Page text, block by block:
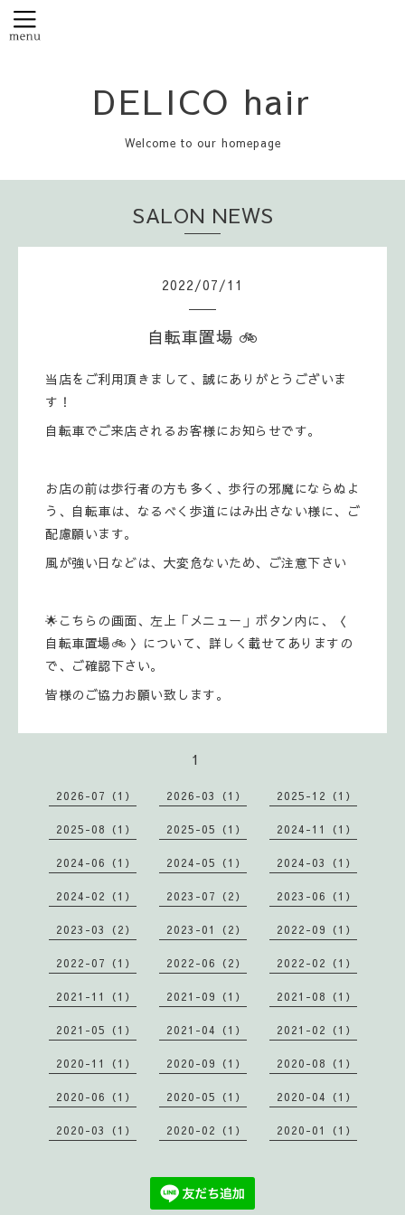
DELICO hair
Welcome to our homepage
SALON NEWS
2022/07/11
自転車置場 🚲
当店をご利用頂きまして、誠にありがとうございま
す！
自転車でご来店されるお客様にお知らせです。
お店の前は歩行者の方も多く、歩行の邪魔にならぬよ
う、自転車は、なるべく歩道にはみ出さない様に、ご
配慮願います。
風が強い日などは、大変危ないため、ご注意下さい
🌟こちらの画面、左上「メニュー」ボタン内に、〈
自転車置場🚲 〉について、詳しく載せてありますの
で、ご確認下さい。
皆様のご協力お願い致します。
1
2026-07（1） 2026-03（1） 2025-12（1）
2025-08（1） 2025-05（1） 2024-11（1）
2024-06（1） 2024-05（1） 2024-03（1）
2024-02（1） 2023-07（2） 2023-06（1）
2023-03（2） 2023-01（2） 2022-09（1）
2022-07（1） 2022-06（2） 2022-02（1）
2021-11（1） 2021-09（1） 2021-08（1）
2021-05（1） 2021-04（1） 2021-02（1）
2020-11（1） 2020-09（1） 2020-08（1）
2020-06（1） 2020-05（1） 2020-04（1）
2020-03（1） 2020-02（1） 2020-01（1）